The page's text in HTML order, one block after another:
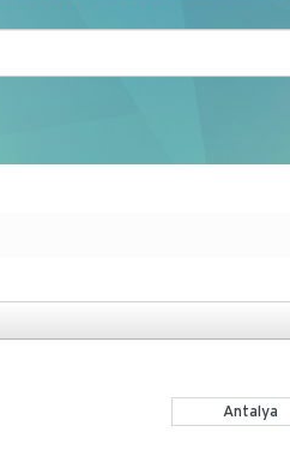
Antalya